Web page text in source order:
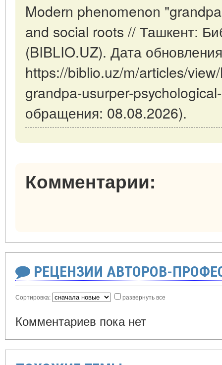
Modern phenomenon
and social roots // Ташкент:
(BIBLIO.UZ). Дата
https://biblio.uz/m/articles/
grandpa-usurper-
обращения: 08.08.2026).
Комментарии:
РЕЦЕНЗИИ АВТОРОВ-
Сортировка: развернуть все
Комментариев пока нет